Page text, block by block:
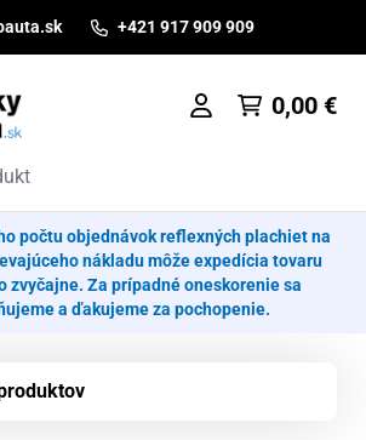
+421 917 909 909
0,00 €
počtu objednávok reflexných plachiet na
nákladu môže expedícia tovaru
zvyčajne. Za prípadné oneskorenie sa
a ďakujeme za pochopenie.